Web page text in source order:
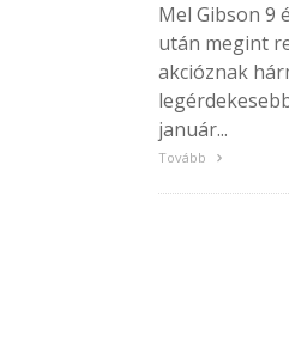
Mel Gibson 9
után megint
akcióznak
január...
Tovább